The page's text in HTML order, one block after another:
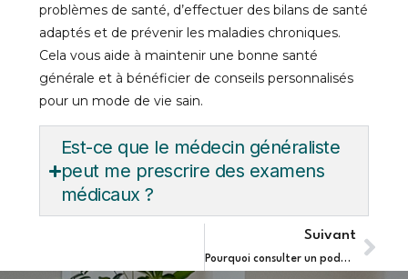
problèmes de santé, d’effectuer des bilans de santé
adaptés et de prévenir les maladies chroniques.
Cela vous aide à maintenir une bonne santé
générale et à bénéficier de conseils personnalisés
pour un mode de vie sain.
Est-ce que le médecin généraliste
peut me prescrire des examens
médicaux ?
Suivant
Pourquoi consulter un podologue à Paris 20ème pour vos soins de pédicurie et podologie ?